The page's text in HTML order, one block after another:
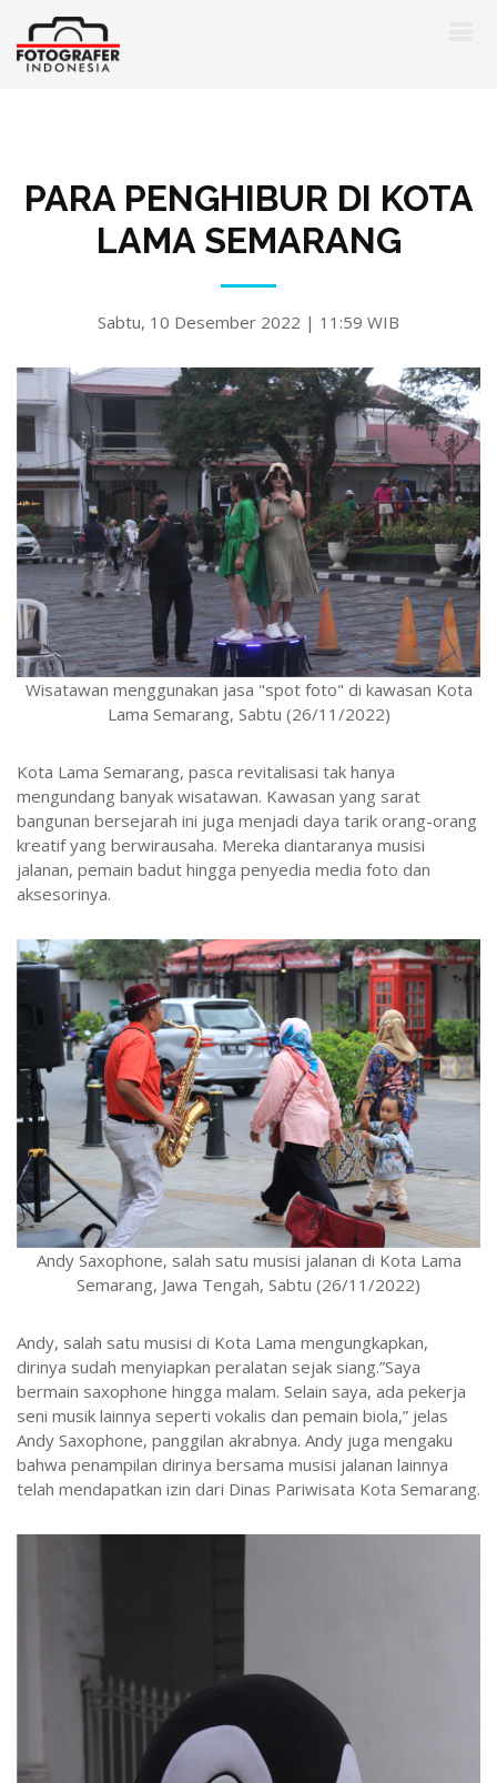
PARA PENGHIBUR DI KOTA
LAMA SEMARANG
Sabtu, 10 Desember 2022 | 11:59 WIB
Wisatawan menggunakan jasa "spot foto" di kawasan Kota
Lama Semarang, Sabtu (26/11/2022)
Kota Lama Semarang, pasca revitalisasi tak hanya
mengundang banyak wisatawan. Kawasan yang sarat
bangunan bersejarah ini juga menjadi daya tarik orang-orang
kreatif yang berwirausaha. Mereka diantaranya musisi
jalanan, pemain badut hingga penyedia media foto dan
aksesorinya.
Andy Saxophone, salah satu musisi jalanan di Kota Lama
Semarang, Jawa Tengah, Sabtu (26/11/2022)
Andy, salah satu musisi di Kota Lama mengungkapkan,
dirinya sudah menyiapkan peralatan sejak siang.”Saya
bermain saxophone hingga malam. Selain saya, ada pekerja
seni musik lainnya seperti vokalis dan pemain biola,” jelas
Andy Saxophone, panggilan akrabnya. Andy juga mengaku
bahwa penampilan dirinya bersama musisi jalanan lainnya
telah mendapatkan izin dari Dinas Pariwisata Kota Semarang.